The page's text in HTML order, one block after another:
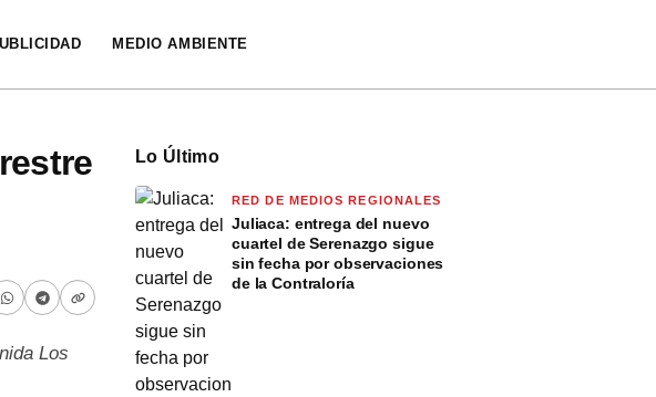
MEDIO AMBIENTE
Los
Lo Último
RED DE MEDIOS REGIONALES
Juliaca: entrega del nuevo
cuartel de Serenazgo sigue
sin fecha por observaciones
de la Contraloría